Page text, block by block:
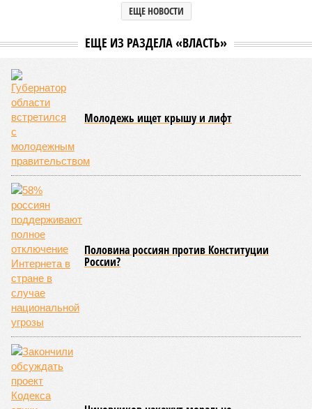
слушания по вопросам цифровой безопасности и
противодействия кибермошенничеству. Участники обсудили
действующие механизмы защиты граждан от угроз в цифровом
пространстве, а также меры по повышению эффективности
профилактики интернет-правонарушений.
В ходе заседания было
квартала 2026 года число киберпреступлений в
Саратовской области сократилось на 24%. Положительная
динамика наблюдается и в сфере цифрового просвещения.
Более 120 тысяч школьников стали участниками
образовательных программ «Урок цифры» и «Цифровой
ликбез», направленных на формирование культуры
безопасного поведения в интернете. Отдельной темой
обсуждения стало дистанционное мошенничество.
Специалисты сообщили, что около 67% мошеннических
звонков совершается через мессенджеры. Вместе с тем
меры по выявлению и блокировке опасных интернет-
ресурсов позволили почти на треть сократить количество
подобных преступлений. Важным элементом системы
цифровой безопасности остаётся межведомственное
взаимодействие. Так, Банк России выявляет
подозрительные телефонные номера и интернет-сайты,